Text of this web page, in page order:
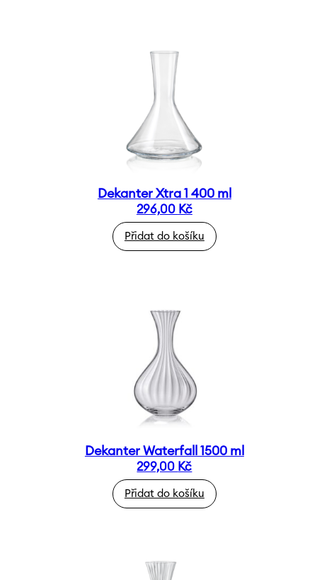
Dekanter Xtra 1 400 ml
296,00 Kč
Přidat do košíku
Dekanter Waterfall 1500 ml
299,00 Kč
Přidat do košíku